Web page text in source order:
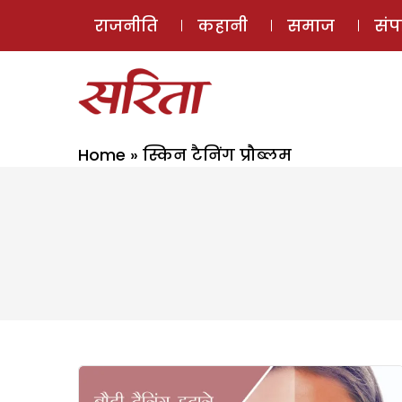
राजनीति कहानी समाज
Home » स्किन टैनिंग प्रौब्लम